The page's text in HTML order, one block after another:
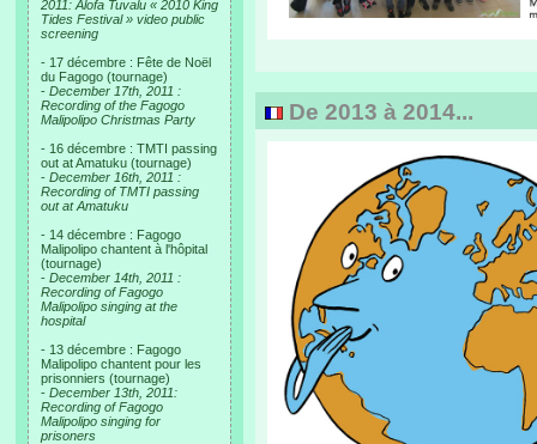
2011: Alofa Tuvalu « 2010 King
Tides Festival » video public
screening
- 17 décembre : Fête de Noël
du Fagogo (tournage)
- December 17th, 2011 :
Recording of the Fagogo
Malipolipo Christmas Party
- 16 décembre : TMTI passing
out at Amatuku (tournage)
- December 16th, 2011 :
Recording of TMTI passing
out at Amatuku
- 14 décembre : Fagogo
Malipolipo chantent à l'hôpital
(tournage)
- December 14th, 2011 :
Recording of Fagogo
Malipolipo singing at the
hospital
- 13 décembre : Fagogo
Malipolipo chantent pour les
prisonniers (tournage)
- December 13th, 2011:
Recording of Fagogo
Malipolipo singing for
prisoners
De 2013 à 2014...